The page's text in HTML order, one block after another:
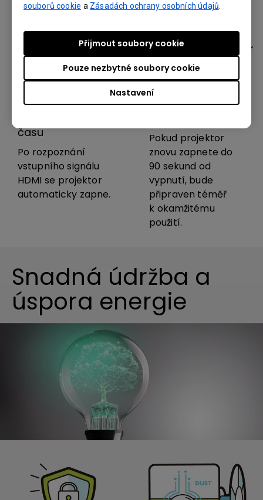
souborů cookie a Zásadách ochrany osobních údajů
Nastavení
Pouze nezbytné soubory cookie
Přijmout soubory cookie
času
Po rozpoznání
vstupního signálu
HDMI se projektor
automaticky zapne.
Pokud projektor
znovu zapnete do
90 sekund od
vypnutí, bude
připraven téměř
k okamžitému
použití.
Snadná údržba a
úspora energie